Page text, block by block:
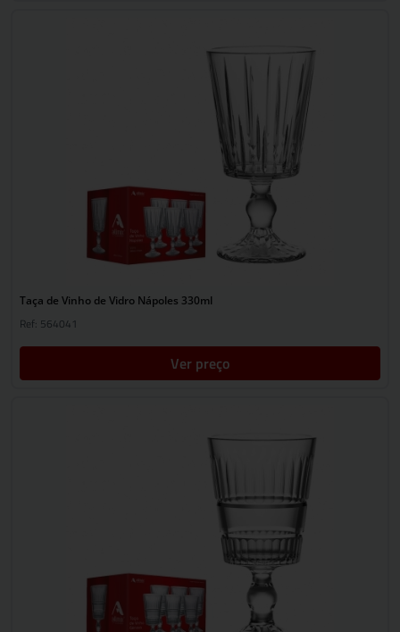
Taça de Vinho de Vidro Nápoles 330ml
Ref: 564041
Ver preço